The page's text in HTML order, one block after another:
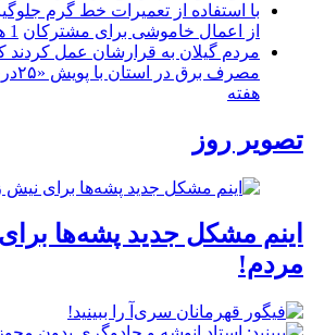
از اعمال خاموشی برای مشتركان 1 هفته
مردم گیلان به قرارشان عمل کردند
مصرف برق در استان با پویش «۲۵درجه؛ قرار همدلی»
هفته
تصویر روز
اینم مشکل جدید پشه‌ها
مردم!